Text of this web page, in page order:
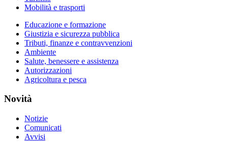
Mobilità e trasporti
Educazione e formazione
Giustizia e sicurezza pubblica
Tributi, finanze e contravvenzioni
Ambiente
Salute, benessere e assistenza
Autorizzazioni
Agricoltura e pesca
Novità
Notizie
Comunicati
Avvisi